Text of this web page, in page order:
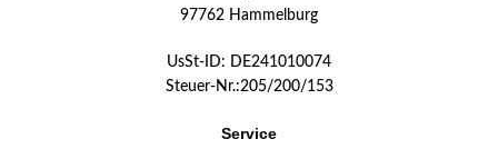
97762 Hammelburg
UsSt-ID: DE241010074
Steuer-Nr.:205/200/153
Service